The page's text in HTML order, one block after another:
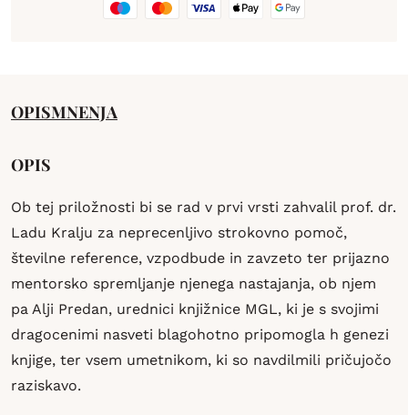
OPISMNENJA
OPIS
Ob tej priložnosti bi se rad v prvi vrsti zahvalil prof. dr.
Ladu Kralju za neprecenljivo strokovno pomoč,
številne reference, vzpodbude in zavzeto ter prijazno
mentorsko spremljanje njenega nastajanja, ob njem
pa Alji Predan, urednici knjižnice MGL, ki je s svojimi
dragocenimi nasveti blagohotno pripomogla h genezi
knjige, ter vsem umetnikom, ki so navdilmili pričujočo
raziskavo.